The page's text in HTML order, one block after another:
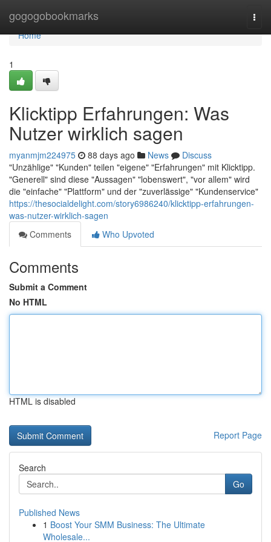
gogogobookmarks
Home
Home
1
Klicktipp Erfahrungen: Was
Nutzer wirklich sagen
myanmjm224975 88 days ago News
Discuss
"Unzählige" "Kunden" teilen "eigene" "Erfahrungen" mit Klicktipp.
"Generell" sind diese "Aussagen" "lobenswert", "vor allem" wird
die "einfache" "Plattform" und der "zuverlässige" "Kundenservice"
https://thesocialdelight.com/story6986240/klicktipp-erfahrungen-
was-nutzer-wirklich-sagen
Comments
Who Upvoted
Comments
Submit a Comment
No HTML
HTML is disabled
Report Page
Search
Go
Published News
1 Boost Your SMM Business: The Ultimate
Wholesale...